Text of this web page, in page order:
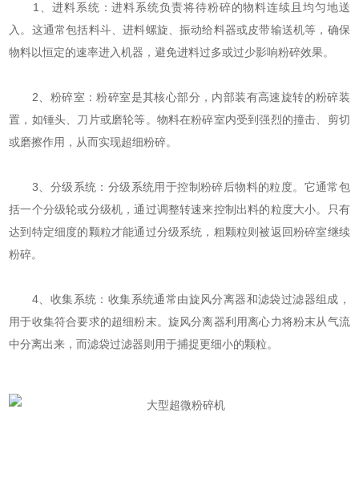
1、进料系统：进料系统负责将待粉碎的物料连续且均匀地送
入。这通常包括料斗、进料螺旋、振动给料器或皮带输送机等，确保
物料以恒定的速率进入机器，避免进料过多或过少影响粉碎效果。
2、粉碎室：粉碎室是其核心部分，内部装有高速旋转的粉碎装
置，如锤头、刀片或磨轮等。物料在粉碎室内受到强烈的撞击、剪切
或磨擦作用，从而实现超细粉碎。
3、分级系统：分级系统用于控制粉碎后物料的粒度。它通常包
括一个分级轮或分级机，通过调整转速来控制出料的粒度大小。只有
达到特定细度的颗粒才能通过分级系统，粗颗粒则被返回粉碎室继续
粉碎。
4、收集系统：收集系统通常由旋风分离器和滤袋过滤器组成，
用于收集符合要求的超细粉末。旋风分离器利用离心力将粉末从气流
中分离出来，而滤袋过滤器则用于捕捉更细小的颗粒。